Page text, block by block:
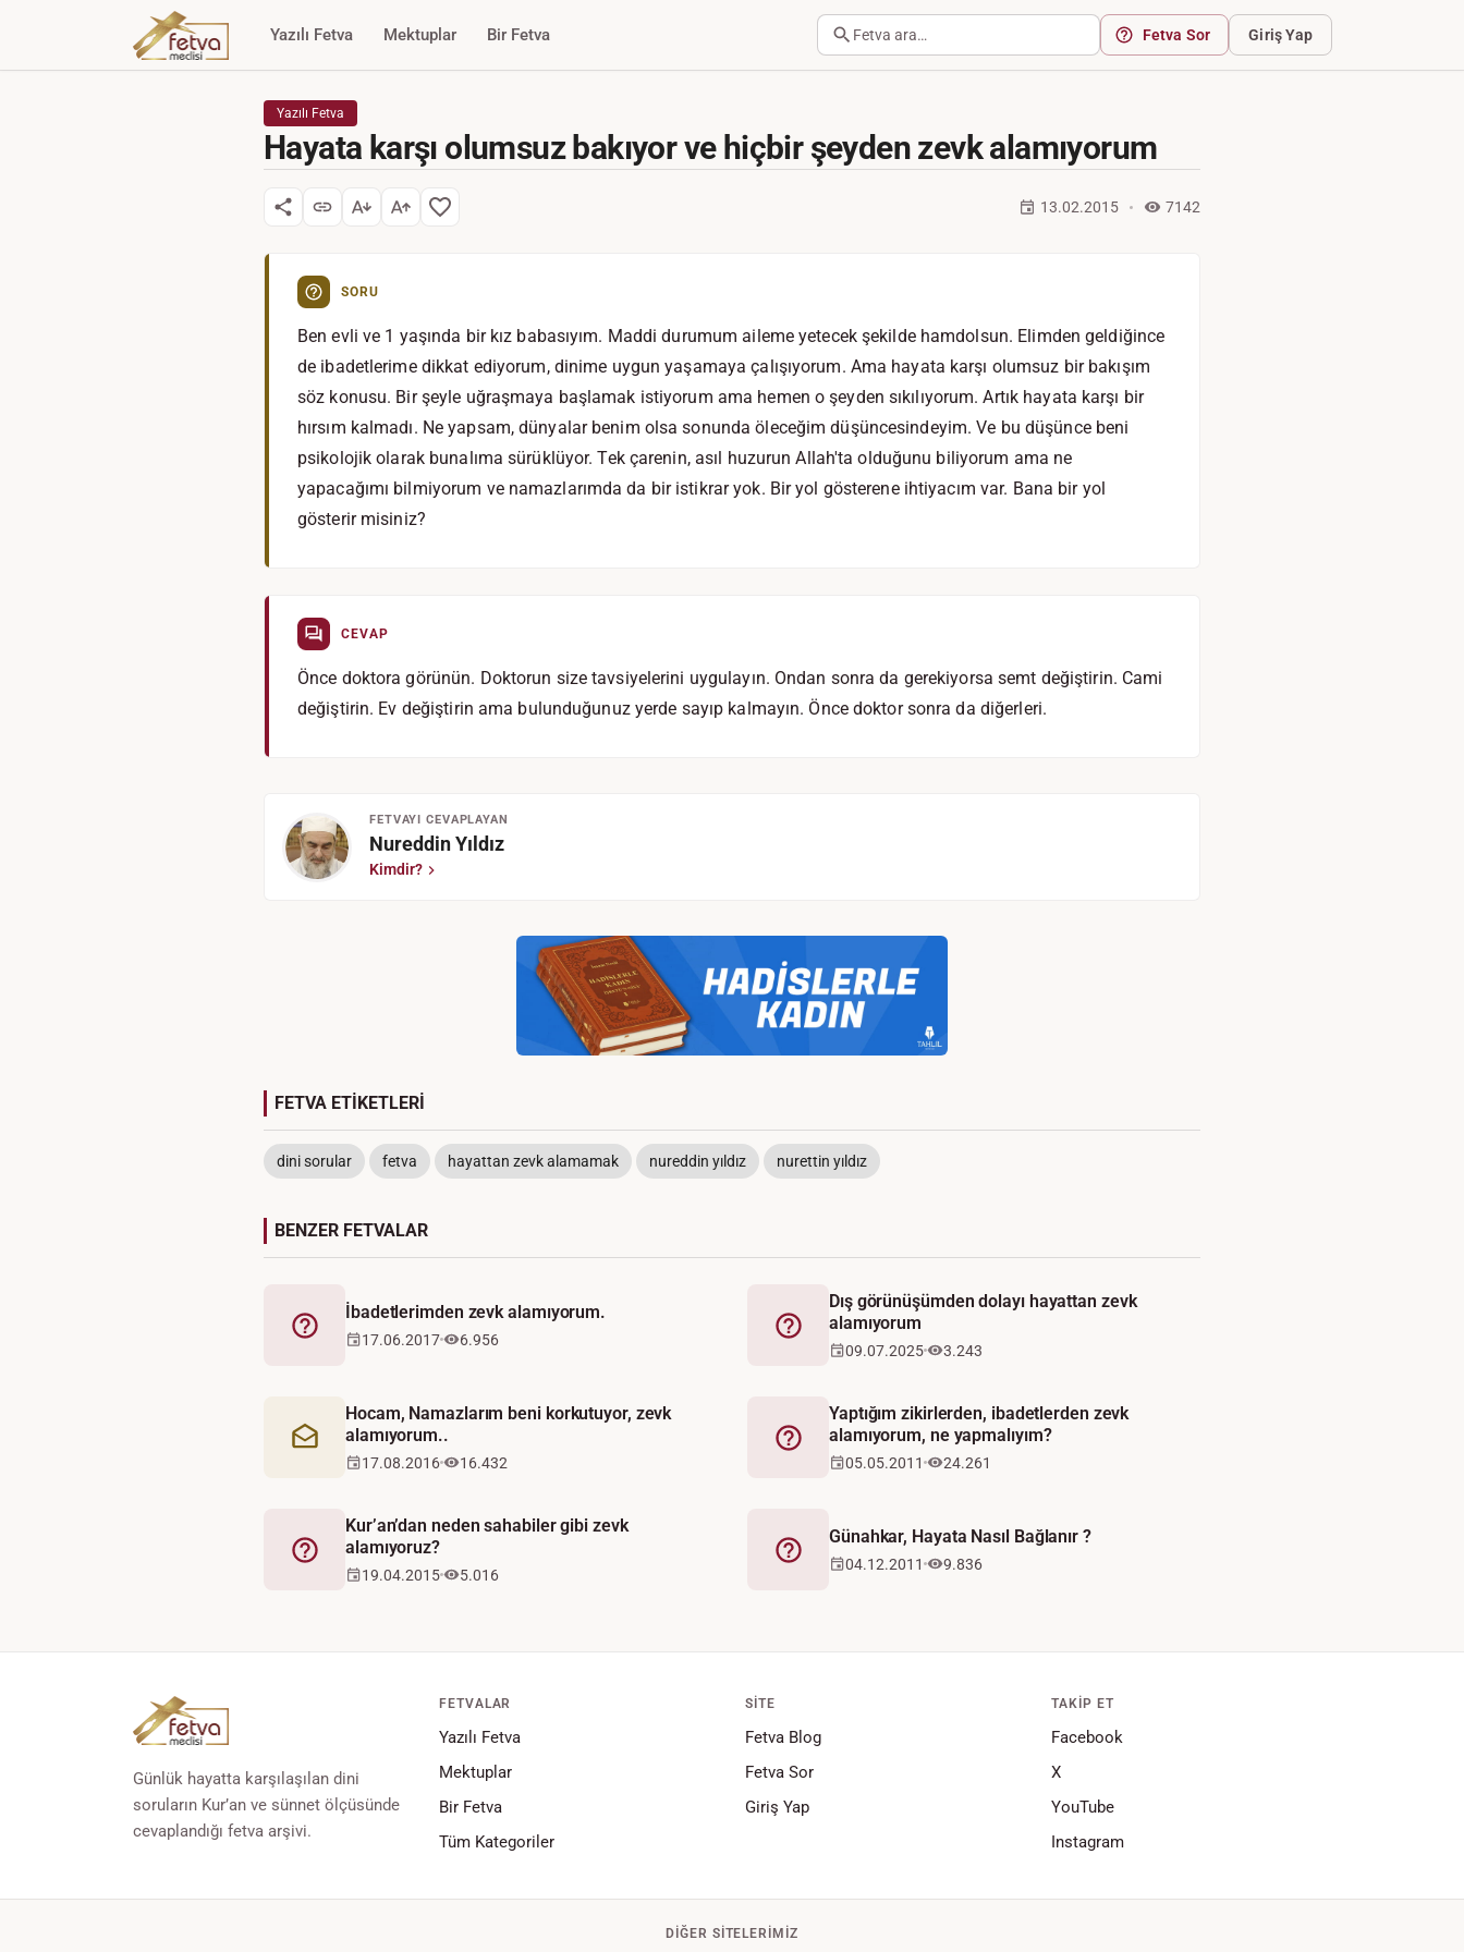
Yazılı Fetva Mektuplar Bir Fetva Fetva ara… Fetva Sor Giriş Yap
Yazılı Fetva
Hayata karşı olumsuz bakıyor ve hiçbir şeyden zevk alamıyorum
13.02.2015 7142
SORU
Ben evli ve 1 yaşında bir kız babasıyım. Maddi durumum aileme yetecek şekilde hamdolsun. Elimden geldiğince
de ibadetlerime dikkat ediyorum, dinime uygun yaşamaya çalışıyorum. Ama hayata karşı olumsuz bir bakışım
söz konusu. Bir şeyle uğraşmaya başlamak istiyorum ama hemen o şeyden sıkılıyorum. Artık hayata karşı bir
hırsım kalmadı. Ne yapsam, dünyalar benim olsa sonunda öleceğim düşüncesindeyim. Ve bu düşünce beni
psikolojik olarak bunalıma sürüklüyor. Tek çarenin, asıl huzurun Allah'ta olduğunu biliyorum ama ne
yapacağımı bilmiyorum ve namazlarımda da bir istikrar yok. Bir yol gösterene ihtiyacım var. Bana bir yol
gösterir misiniz?
CEVAP
Önce doktora görünün. Doktorun size tavsiyelerini uygulayın. Ondan sonra da gerekiyorsa semt değiştirin. Cami
değiştirin. Ev değiştirin ama bulunduğunuz yerde sayıp kalmayın. Önce doktor sonra da diğerleri.
FETVAYI CEVAPLAYAN
Nureddin Yıldız
Kimdir?
FETVA ETİKETLERİ
dini sorular fetva hayattan zevk alamamak nureddin yıldız nurettin yıldız
BENZER FETVALAR
Fetva
İbadetlerimden zevk alamıyorum.
17.06.2017 6.956 Fetva
Dış görünüşümden dolayı hayattan zevk
alamıyorum
09.07.2025 3.243
Mektup
Hocam, Namazlarım beni korkutuyor, zevk
alamıyorum..
17.08.2016 16.432
Fetva
Yaptığım zikirlerden, ibadetlerden zevk
alamıyorum, ne yapmalıyım?
05.05.2011 24.261
Fetva
Kur’an’dan neden sahabiler gibi zevk
alamıyoruz?
19.04.2015 5.016
Fetva
Günahkar, Hayata Nasıl Bağlanır ?
04.12.2011 9.836
Günlük hayatta karşılaşılan dini
soruların Kur’an ve sünnet ölçüsünde
cevaplandığı fetva arşivi.
FETVALAR
Yazılı Fetva
Mektuplar
Bir Fetva
Tüm Kategoriler
SITE
Fetva Blog
Fetva Sor
Giriş Yap
TAKIP ET
Facebook
X
YouTube
Instagram
DIĞER SITELERIMIZ